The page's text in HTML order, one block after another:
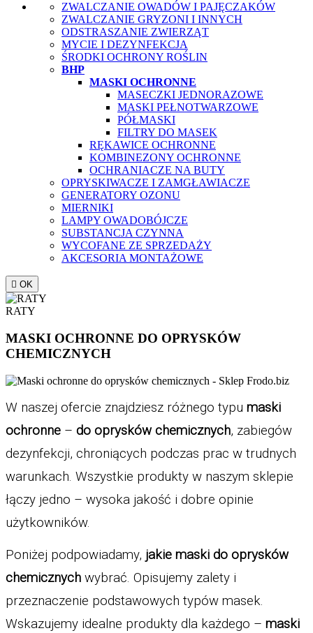
ZWALCZANIE OWADÓW I PAJĘCZAKÓW
ZWALCZANIE GRYZONI I INNYCH
ODSTRASZANIE ZWIERZĄT
MYCIE I DEZYNFEKCJA
ŚRODKI OCHRONY ROŚLIN
BHP
MASKI OCHRONNE
MASECZKI JEDNORAZOWE
MASKI PEŁNOTWARZOWE
PÓŁMASKI
FILTRY DO MASEK
RĘKAWICE OCHRONNE
KOMBINEZONY OCHRONNE
OCHRANIACZE NA BUTY
OPRYSKIWACZE I ZAMGŁAWIACZE
GENERATORY OZONU
MIERNIKI
LAMPY OWADOBÓJCZE
SUBSTANCJA CZYNNA
WYCOFANE ZE SPRZEDAŻY
AKCESORIA MONTAŻOWE
 OK
RATY
MASKI OCHRONNE DO OPRYSKÓW
CHEMICZNYCH
W naszej ofercie znajdziesz różnego typu maski
ochronne – do oprysków chemicznych, zabiegów
dezynfekcji, chroniących podczas prac w trudnych
warunkach. Wszystkie produkty w naszym sklepie
łączy jedno – wysoka jakość i dobre opinie
użytkowników.
Poniżej podpowiadamy, jakie maski do oprysków
chemicznych wybrać. Opisujemy zalety i
przeznaczenie podstawowych typów masek.
Wskazujemy idealne produkty dla każdego – maski